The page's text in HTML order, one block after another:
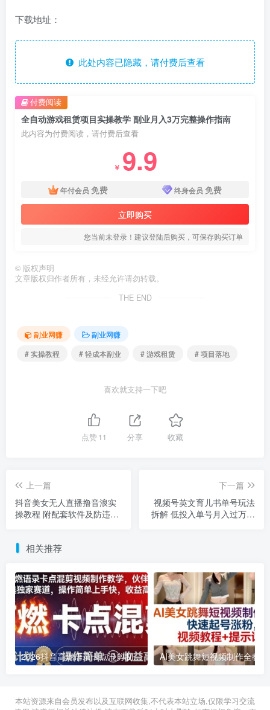
下载地址：
此处内容已隐藏，请付费后查看
全自动游戏租赁项目实操教学 副业月入3万完整操作指南
此内容为付费阅读，请付费后查看
￥ 9.9
年付会员 免费 终身会员 免费
立即购买
您当前未登录！建议登陆后购买，可保存购买订单
付费阅读
© 版权声明
文章版权归作者所有，未经允许请勿转载。
THE END
副业网赚
副业网赚
# 实操教程
# 轻成本副业 # 游戏租赁 # 项目落地
喜欢就支持一下吧
点赞11 分享 收藏
上一篇
抖音美女无人直播撸音浪实
操教程 附配套软件及防违规
下一篇
视频号英文育儿书单号玩法
拆解 低投入单号月入过万实
相关推荐
2026抖音高燃语录卡点混剪制作教学 伙伴计划低门槛增收教程
2026年03月11日 2026年03月28日
本站资源来自会员发布以及互联网收集,不代表本站立场,仅限学习交流